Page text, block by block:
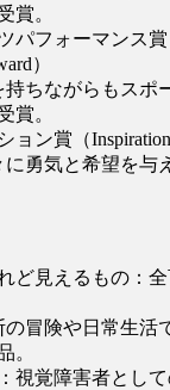
賞。
パフォーマンス賞
）
ちながらもスポ
賞。
ョン賞（Inspiration
勇気と希望を与
ど見えるもの：
冒険や日常生活
。
視覚障害者として